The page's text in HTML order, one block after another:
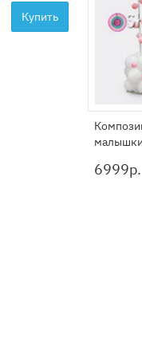
Купить
6999р.